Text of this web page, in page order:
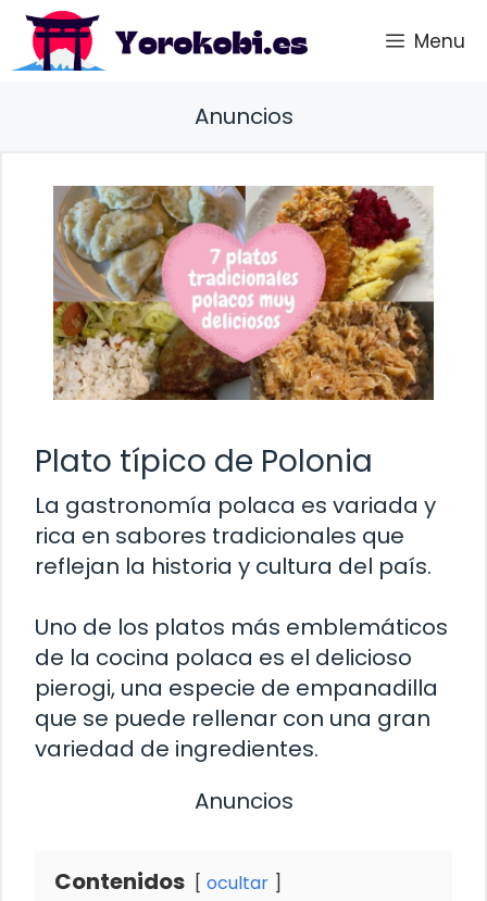
Saltar
contenido
Menu
Anuncios
Plato típico de Polonia
La gastronomía polaca es variada y
rica en sabores tradicionales que
reflejan la historia y cultura del país.
Uno de los platos más emblemáticos
de la cocina polaca es el delicioso
pierogi, una especie de empanadilla
que se puede rellenar con una gran
variedad de ingredientes.
Anuncios
Contenidos ocultar